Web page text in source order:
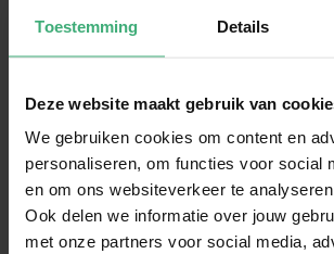
Toestemming Details
Deze website maakt gebruik van
We gebruiken cookies om content en
personaliseren, om functies voor social
en om ons websiteverkeer te
Ook delen we informatie over jouw
met onze partners voor social media,
Technische eigenschappen
Vermogen
Ingebouwde equalizer
Stroomvoorziening
220-240VAC
Oplaadbare accu
Ja